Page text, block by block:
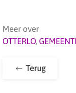
Meer over
OTTERLO,
Terug